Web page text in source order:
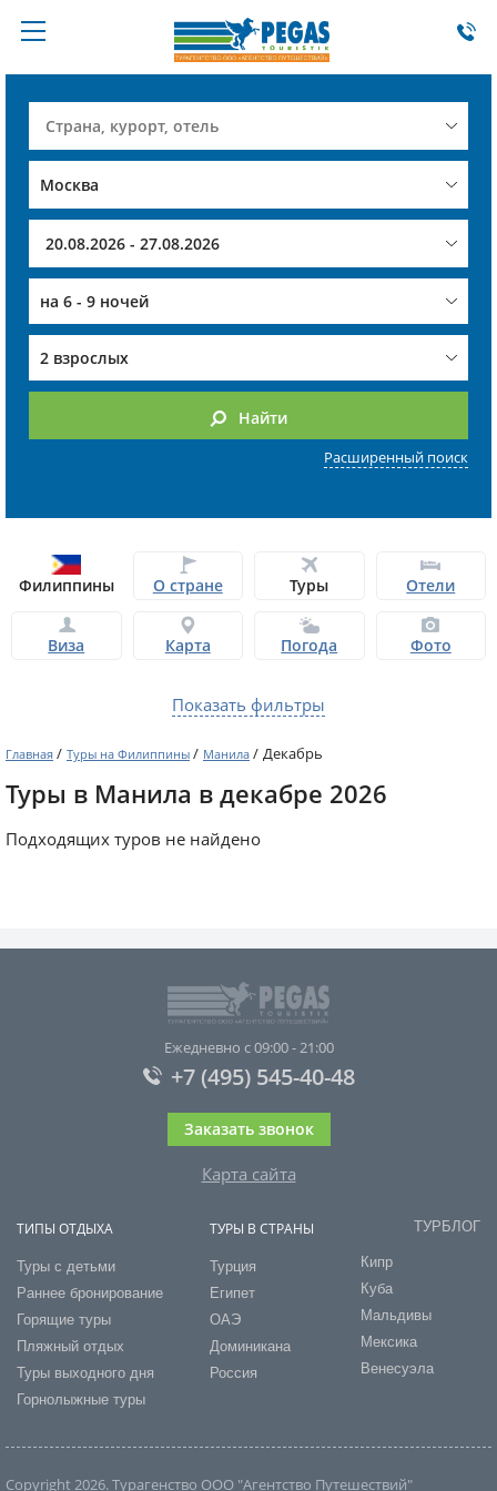
на 6 - 9 ночей
2 взрослых
Найти
Расширенный поиск
Филиппины О стране Туры Отели
Виза Карта Погода Фото
Показать фильтры
Главная / Туры на Филиппины / Манила / Декабрь
Туры в Манила в декабре 2026
Подходящих туров не найдено
Ежедневно с 09:00 - 21:00
+7 (495) 545-40-48
Заказать звонок
Карта сайта
ТИПЫ ОТДЫХА
Туры с детьми
Раннее бронирование
Горящие туры
Пляжный отдых
Туры выходного дня
Горнолыжные туры
ТУРЫ В СТРАНЫ
Турция
Египет
ОАЭ
Доминикана
Россия
ТУРБЛОГ
Кипр
Куба
Мальдивы
Мексика
Венесуэла
Copyright 2026. Турагенство ООО "Агентство Путешествий"